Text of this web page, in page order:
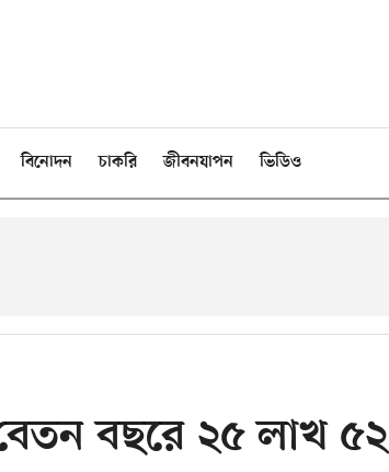
বিনোদন চাকরি জীবনযাপন ভিডিও
বছরে ২৫ লাখ ৫২